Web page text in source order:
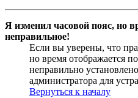
Я изменил часовой пояс, но
неправильное!
Если вы уверены, что
но время отображается
неправильно
администратора для
Вернуться к началу